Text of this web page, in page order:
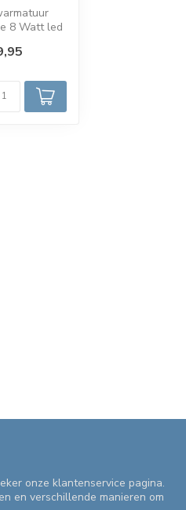
8 Watt led
onze klantenservice pagina.
en verschillende manieren om